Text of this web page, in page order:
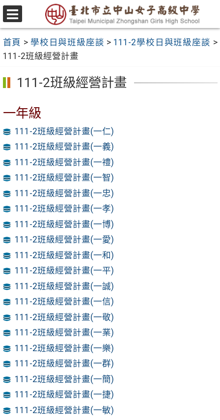
跳
至
要
內
容
區
選
單
首頁 > 學校日與班級座談 > 111-2學校日與班級座談 >
111-2班級經營計畫
111-2班級經營計畫
一年級
111-2班級經營計畫(一仁)
111-2班級經營計畫(一義)
111-2班級經營計畫(一禮)
111-2班級經營計畫(一智)
111-2班級經營計畫(一忠)
111-2班級經營計畫(一孝)
111-2班級經營計畫(一博)
111-2班級經營計畫(一愛)
111-2班級經營計畫(一和)
111-2班級經營計畫(一平)
111-2班級經營計畫(一誠)
111-2班級經營計畫(一信)
111-2班級經營計畫(一敬)
111-2班級經營計畫(一業)
111-2班級經營計畫(一樂)
111-2班級經營計畫(一群)
111-2班級經營計畫(一簡)
111-2班級經營計畫(一捷)
111-2班級經營計畫(一敏)